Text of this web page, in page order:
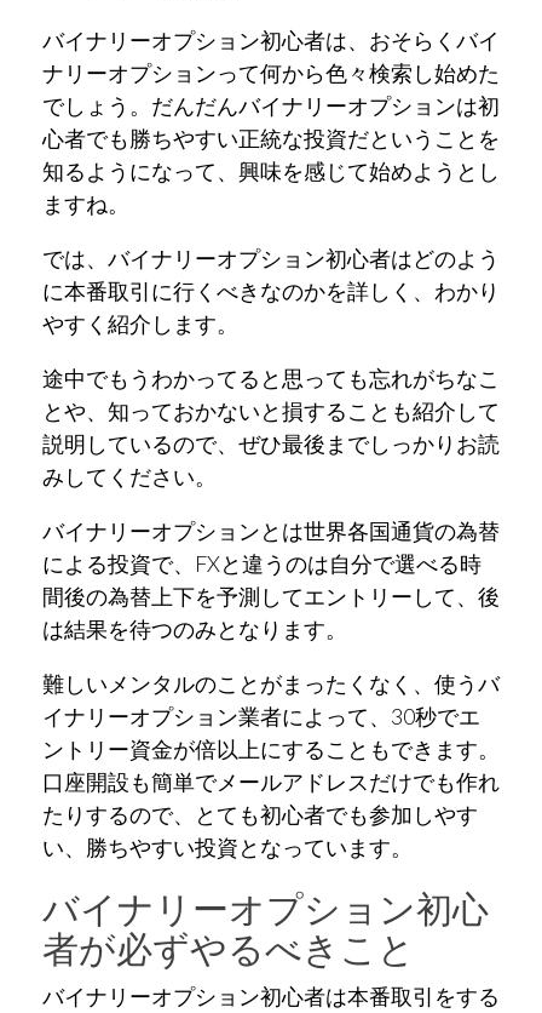
バイナリーオプション初心者は、おそらくバイ
ナリーオプションって何から色々検索し始めた
でしょう。だんだんバイナリーオプションは初
心者でも勝ちやすい正統な投資だということを
知るようになって、興味を感じて始めようとし
ますね。
では、バイナリーオプション初心者はどのよう
に本番取引に行くべきなのかを詳しく、わかり
やすく紹介します。
途中でもうわかってると思っても忘れがちなこ
とや、知っておかないと損することも紹介して
説明しているので、ぜひ最後までしっかりお読
みしてください。
バイナリーオプションとは世界各国通貨の為替
による投資で、FXと違うのは自分で選べる時
間後の為替上下を予測してエントリーして、後
は結果を待つのみとなります。
難しいメンタルのことがまったくなく、使うバ
イナリーオプション業者によって、30秒でエ
ントリー資金が倍以上にすることもできます。
口座開設も簡単でメールアドレスだけでも作れ
たりするので、とても初心者でも参加しやす
い、勝ちやすい投資となっています。
バイナリーオプション初心
者が必ずやるべきこと
バイナリーオプション初心者は本番取引をする